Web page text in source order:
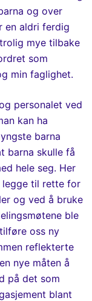
og over
en aldri ferdig
mye tilbake
som
min faglighet.
personalet ved
kan ha
barna
barna skulle få
hele seg. Her
legge til rette for
og ved å bruke
ble
oss ny
reflekterte
nye måten å
på det som
blant